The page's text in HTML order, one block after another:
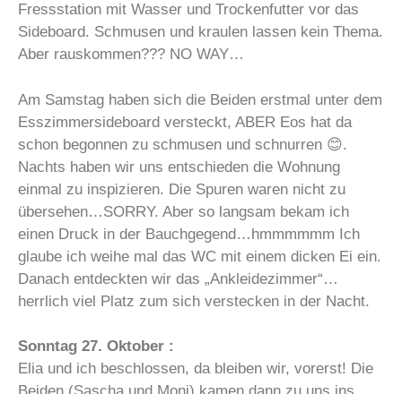
Fressstation mit Wasser und Trockenfutter vor das
Sideboard. Schmusen und kraulen lassen kein Thema.
Aber rauskommen??? NO WAY…
Am Samstag haben sich die Beiden erstmal unter dem
Esszimmersideboard versteckt, ABER Eos hat da
schon begonnen zu schmusen und schnurren 😊.
Nachts haben wir uns entschieden die Wohnung
einmal zu inspizieren. Die Spuren waren nicht zu
übersehen…SORRY. Aber so langsam bekam ich
einen Druck in der Bauchgegend…hmmmmmm Ich
glaube ich weihe mal das WC mit einem dicken Ei ein.
Danach entdeckten wir das „Ankleidezimmer“…
herrlich viel Platz zum sich verstecken in der Nacht.
Sonntag 27. Oktober :
Elia und ich beschlossen, da bleiben wir, vorerst! Die